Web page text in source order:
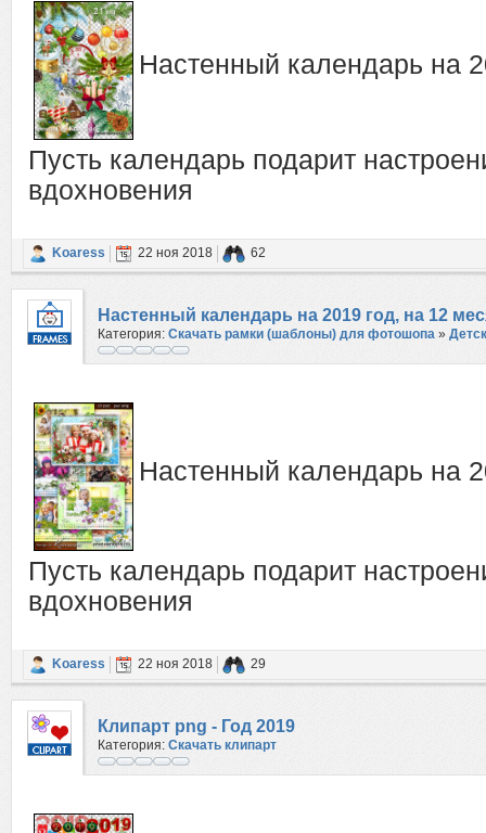
Настенный календарь на
Пусть календарь подарит
вдохновения
Koaress 22 ноя 2018 62
Настенный календарь на 2019 год, на 12
улыбки, радость, много вдохновения
Категория: Скачать рамки (шаблоны) для фотошопа »
Настенный календарь на
Пусть календарь подарит
вдохновения
Koaress 22 ноя 2018 29
Клипарт png - Год 2019
Категория: Скачать клипарт